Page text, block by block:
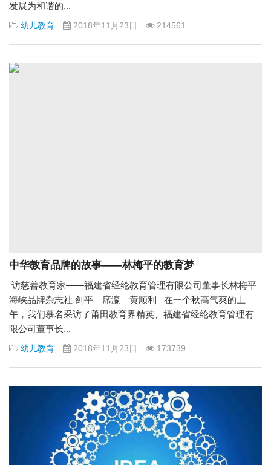
发展为和谐的...
幼儿教育 2018年11月23日 214561
中华教育品牌的故事——林梅平的教育梦
访慈善教育家——福建省经纶教育管理有限公司董事长林梅平
海峡品牌杂志社 剑平 席瀛 黄顺利 在一个秋高气爽的上
午，我们慕名采访了莆田教育界精英、福建省经纶教育管理有
限公司董事长...
幼儿教育 2018年11月23日 173739